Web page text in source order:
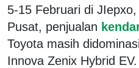
5-15 Februari di
Pusat, penjualan
Toyota masih
Innova Zenix Hybrid EV.